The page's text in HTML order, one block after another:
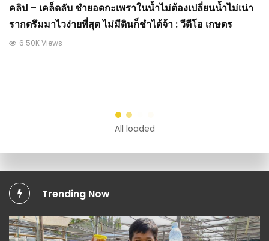
คลิป – เคล็ดลับ ชำยอดกะเพราในน้ำไม่ต้องเปลี่ยนน้ำไม่เน่า
รากตรึมมาไวง่ายที่สุด ไม่มีดินก็ชำได้จ้า : วีดีโอ เกษตร
6.50K Views